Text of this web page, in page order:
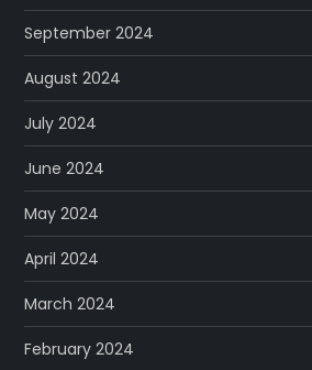
September 2024
August 2024
July 2024
June 2024
May 2024
April 2024
March 2024
February 2024